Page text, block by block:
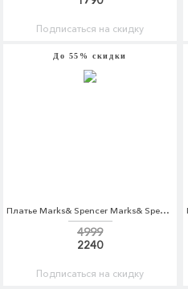
Подписаться на скидку
До 55% скидки
Платье Marks& Spencer Marks& Spencer MA178EWARAQ5
4999
2240
Подписаться на скидку